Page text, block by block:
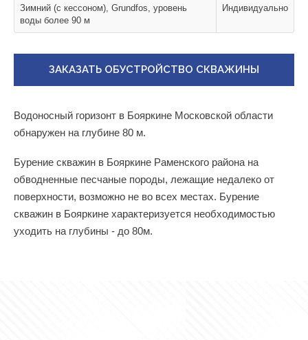
Зимний (с кессоном), Grundfos, уровень
воды более 90 м
Индивидуально
ЗАКАЗАТЬ ОБУСТРОЙСТВО СКВАЖИНЫ
Водоносный горизонт в Бояркине Московской области
обнаружен на глубине 80 м.
Бурение скважин в Бояркине Раменского района на
обводненные песчаные породы, лежащие недалеко от
поверхности, возможно не во всех местах. Бурение
скважин в Бояркине характеризуется необходимостью
уходить на глубины - до 80м.